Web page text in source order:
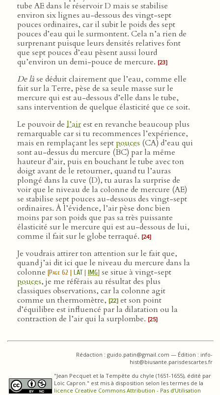
tube AE dans le réservoir D mais se stabilise
environ six lignes au-dessous des vingt-sept
pouces ordinaires, car il subit le poids des sept
pouces d’eau qui le surmontent. Cela n’a rien de
surprenant puisque leurs densités relatives font
que sept pouces d’eau pèsent aussi lourd
qu’environ un demi-pouce de mercure. [23]
De làse déduit clairement que l’eau, comme elle
fait sur la Terre, pèse de sa seule masse sur le
mercure qui est au-dessous d’elle dans le tube,
sans intervention de quelque élasticité que ce soit.
Le pouvoir de l’airest en revanche beaucoup plus
remarquable car si tu recommences l’expérience,
mais en remplaçant les septpouces (CA) d’eau qui
sont au-dessus du mercure (BC) par la même
hauteur d’air, puis en bouchant le tube avec ton
doigt avant de le retourner, quand tu l’auras
plongé dans la cuve (D), tu auras la surprise de
voir que le niveau de la colonne de mercure (AE)
se stabilise sept pouces au-dessous des vingt-sept
ordinaires. À l’évidence, l’air pèse donc bien
moins par son poids que pas sa très puissante
élasticité sur le mercure qui est au-dessous de lui,
comme il fait sur le globe terraqué. [24]
Je voudrais attirer ton attention sur le fait que,
quand j’ai dit ici que le niveau du mercure dans la
colonne [Page 62 LAT| IMG] se situe à vingt-sept
pouces, je me référais au résultat des plus
classiques observations, car la colonne agit
comme un thermomètre, [22] et son point
d’équilibre est influencé par la dilatation ou la
contraction de l’air qui la surplombe. [25]
Rédaction : guido.patin@gmail.com — Édition : info-
hist@biusante.parisdescartes.fr
"Jean Pecquet et la Tempête du chyle (1651-1655), édité par
Loïc Capron." est mis à disposition selon les termes de la
licence Creative Commons Attribution - Pas d’Utilisation